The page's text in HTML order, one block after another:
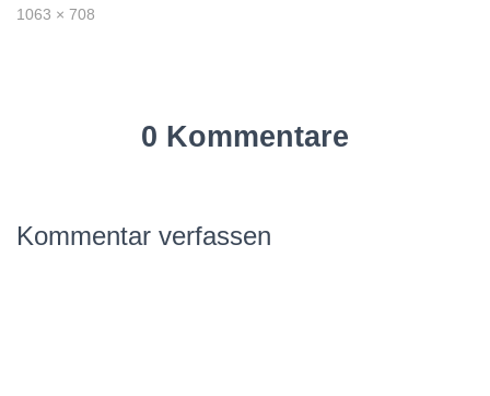
1063 × 708
0 Kommentare
Kommentar verfassen